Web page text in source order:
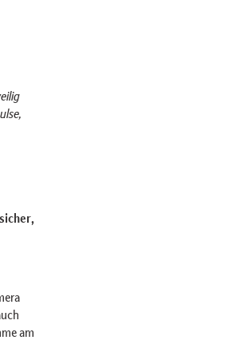
am